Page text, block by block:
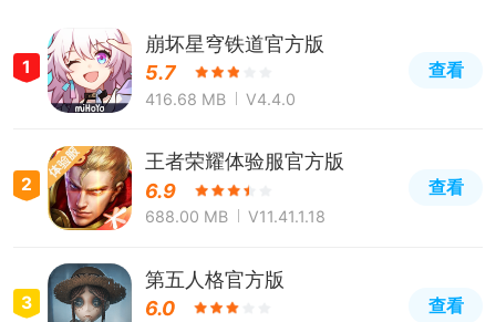
1
崩坏星穹铁道官方版
5.7
416.68 MB V4.4.0
查看
2
王者荣耀体验服官方版
6.9
688.00 MB V11.41.1.18
查看
3
第五人格官方版
6.0
查看